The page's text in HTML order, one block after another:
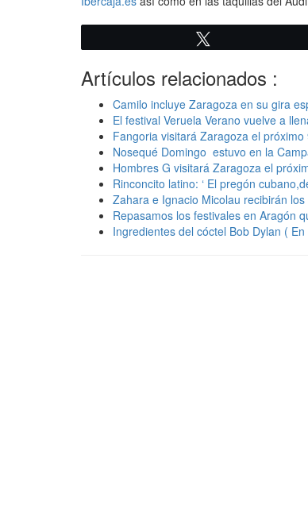
Artículos relacionados :
Camilo incluye Zaragoza en su gira
El festival Veruela Verano vuelve a
Fangoria visitará Zaragoza el
Nosequé Domingo estuvo en la
Hombres G visitará Zaragoza el
Rinconcito latino: ‘ El pregón
Zahara e Ignacio Micolau recibirán
Repasamos los festivales en Aragón
Ingredientes del cóctel Bob Dylan (